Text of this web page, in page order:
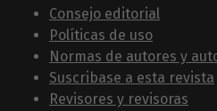
Consejo editorial
Políticas de uso
Normas de autores y
Suscribase a esta revista
Revisores y revisoras